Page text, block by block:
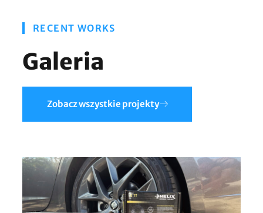
RECENT WORKS
Galeria
Zobacz wszystkie projekty